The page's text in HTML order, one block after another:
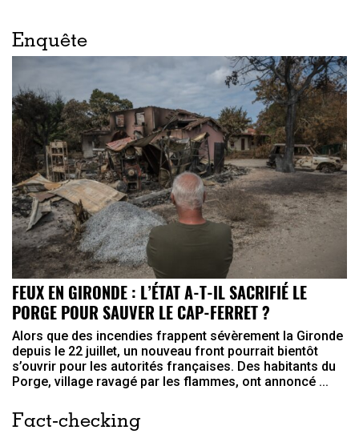
Enquête
FEUX EN GIRONDE : L’ÉTAT A-T-IL SACRIFIÉ LE
PORGE POUR SAUVER LE CAP-FERRET ?
Alors que des incendies frappent sévèrement la Gironde
depuis le 22 juillet, un nouveau front pourrait bientôt
s’ouvrir pour les autorités françaises. Des habitants du
Porge, village ravagé par les flammes, ont annoncé ...
Fact-checking